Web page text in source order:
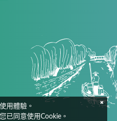
用體驗。
已同意使用Cookie。